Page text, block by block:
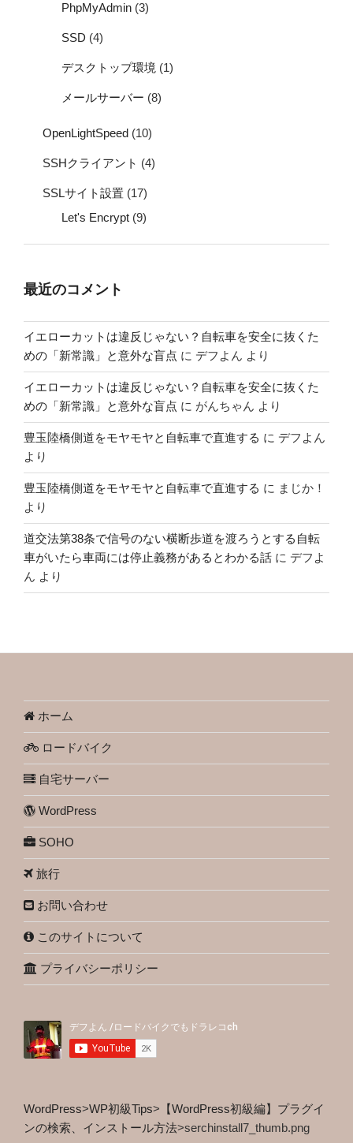
PhpMyAdmin (3)
SSD (4)
デスクトップ環境 (1)
メールサーバー (8)
OpenLightSpeed (10)
SSHクライアント (4)
SSLサイト設置 (17)
Let's Encrypt (9)
最近のコメント
イエローカットは違反じゃない？自転車を安全に抜くた
めの「新常識」と意外な盲点 に デフよん より
イエローカットは違反じゃない？自転車を安全に抜くた
めの「新常識」と意外な盲点 に がんちゃん より
豊玉陸橋側道をモヤモヤと自転車で直進する に デフよん
より
豊玉陸橋側道をモヤモヤと自転車で直進する に まじか！
より
道交法第38条で信号のない横断歩道を渡ろうとする自転
車がいたら車両には停止義務があるとわかる話 に デフよ
ん より
ホーム
ロードバイク
自宅サーバー
WordPress
SOHO
旅行
お問い合わせ
このサイトについて
プライバシーポリシー
WordPress>WP初級Tips> 【WordPress初級編】プラグイ
ンの検索、インストール方法>serchinstall7_thumb.png